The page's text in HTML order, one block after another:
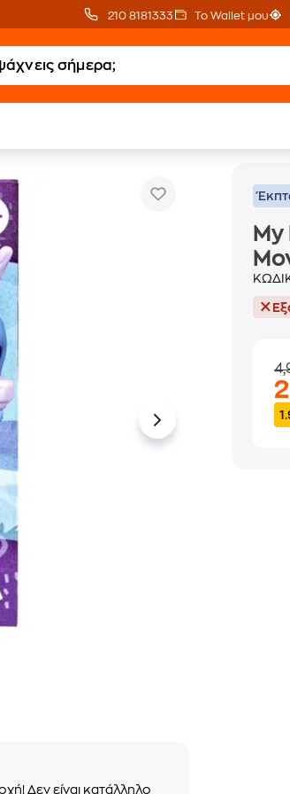
210 8181333 Το Wallet μου
Δεν είναι κατάλληλο